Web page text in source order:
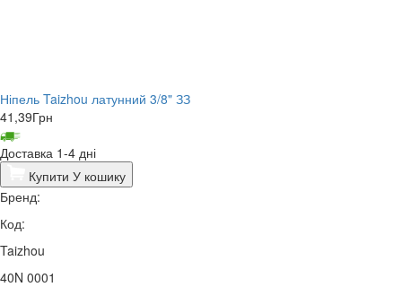
Ніпель Taizhou латунний 3/8" ЗЗ
41,39Грн
Доставка 1-4 дні
Купити У кошику
Бренд:
Код:
Taizhou
40N 0001